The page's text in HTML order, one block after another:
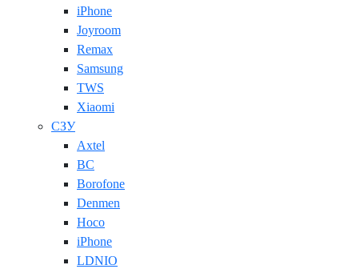
iPhone
Joyroom
Remax
Samsung
TWS
Xiaomi
СЗУ
Axtel
BC
Borofone
Denmen
Hoco
iPhone
LDNIO